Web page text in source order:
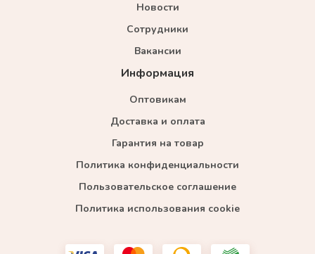
Новости
Сотрудники
Вакансии
Информация
Оптовикам
Доставка и оплата
Гарантия на товар
Политика конфиденциальности
Пользовательское соглашение
Политика использования cookie